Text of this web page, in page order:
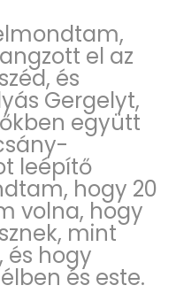
el az
és
Gergelyt,
együtt
leépítő
hogy 20
volna, hogy
mint
és hogy
és este.